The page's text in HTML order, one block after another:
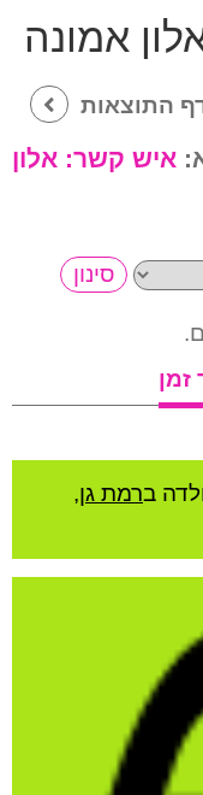
אמונה
התוצאות
איש קשר: אלון
זמן
ברמת גן,